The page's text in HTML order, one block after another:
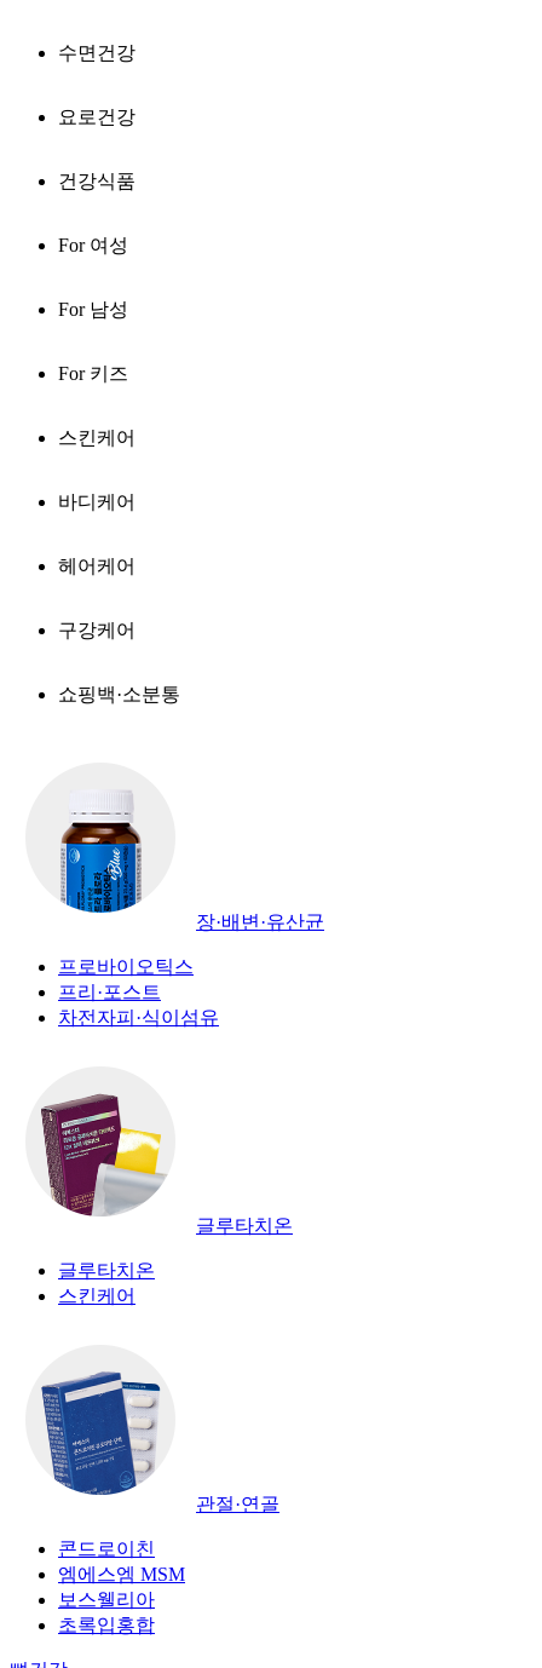
수면건강
요로건강
건강식품
For 여성
For 남성
For 키즈
스킨케어
바디케어
헤어케어
구강케어
쇼핑백·소분통
장·배변·유산균
프로바이오틱스
프리·포스트
차전자피·식이섬유
글루타치온
글루타치온
스킨케어
관절·연골
콘드로이친
엠에스엠 MSM
보스웰리아
초록입홍합